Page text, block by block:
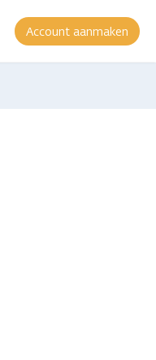
Account aanmaken